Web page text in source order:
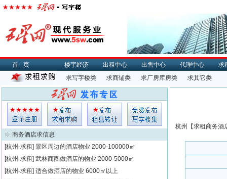
首页 楼宇经济 出租中心 出售中心 代理中心
求
求写字楼类
求商铺类 求厂房库房类 求其它类
杭州【求租商务酒
商务酒店求信息
[杭州-求租] 景区周边的酒店物业 2000-100000㎡
[杭州-求租] 武林商圈做酒店的物业 2000-5000㎡
[杭州-求租] 适合做酒店的物业 6000㎡以上